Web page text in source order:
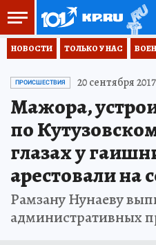
НОВОСТИ ТОЛЬКО У НАС
ПРОИСШЕСТВИЯ 20 сентября
Мажора,
по
глазах у
арестовали на
Рамзану Нунаеву
административных